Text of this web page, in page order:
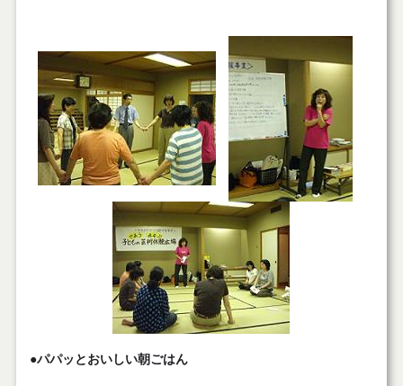
●パパッとおいしい朝ごはん